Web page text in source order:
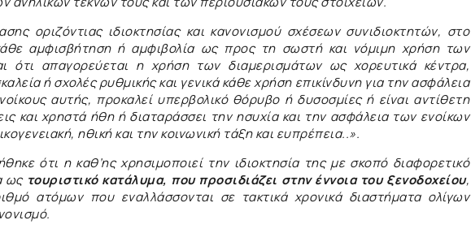
οριζόντιας ιδιοκτησίας και κανονισμού σχέσεων συνιδιοκτητών, στο
αμφισβήτηση ή αμφιβολία ως προς τη σωστή και νόμιμη χρήση των
ότι απαγορεύεται η χρήση των διαμερισμάτων ως χορευτικά κέντρα,
ή σχολές ρυθμικής και γενικά κάθε χρήση επικίνδυνη για την ασφάλεια
αυτής, προκαλεί υπερβολικό θόρυβο ή δυσοσμίες ή είναι αντίθετη
και χρηστά ήθη ή διαταράσσει την ησυχία και την ασφάλεια των ενοίκων
ηθική και την κοινωνική τάξη και ευπρέπεια..».
ότι η καθ’ης χρησιμοποιεί την ιδιοκτησία της με σκοπό διαφορετικό
ως τουριστικό κατάλυμα, που προσιδιάζει στην έννοια του ξενοδοχείου,
ατόμων που εναλλάσσονται σε τακτικά χρονικά διαστήματα ολίγων